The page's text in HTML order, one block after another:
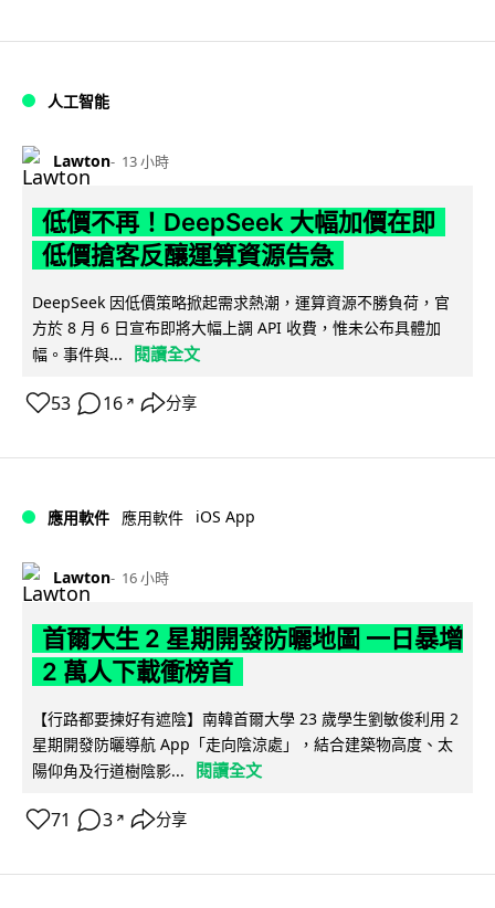
人工智能
Lawton 13 小時
低價不再！DeepSeek 大幅加價在即
低價搶客反釀運算資源告急
DeepSeek 因低價策略掀起需求熱潮，運算資源不勝負荷，官
方於 8 月 6 日宣布即將大幅上調 API 收費，惟未公布具體加
幅。事件與...
閱讀全文
53 16 ↗ 分享
應用軟件 應用軟件 iOS App
Lawton 16 小時
首爾大生 2 星期開發防曬地圖 一日暴增
2 萬人下載衝榜首
【行路都要揀好有遮陰】南韓首爾大學 23 歲學生劉敏俊利用 2
星期開發防曬導航 App「走向陰涼處」，結合建築物高度、太
陽仰角及行道樹陰影...
閱讀全文
71 3 ↗ 分享